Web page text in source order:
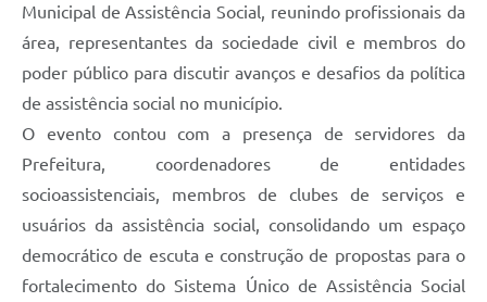
Municipal de Assistência Social, reunindo profissionais da
área, representantes da sociedade civil e membros do
poder público para discutir avanços e desafios da política
de assistência social no município.
O evento contou com a presença de servidores da
Prefeitura, coordenadores de entidades
socioassistenciais, membros de clubes de serviços e
usuários da assistência social, consolidando um espaço
democrático de escuta e construção de propostas para o
fortalecimento do Sistema Único de Assistência Social